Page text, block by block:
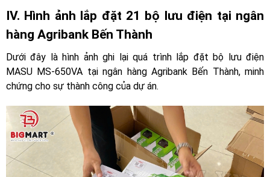
IV. Hình ảnh lắp đặt 21 bộ lưu điện tại ngân
hàng Agribank Bến Thành
Dưới đây là hình ảnh ghi lại quá trình lắp đặt bộ lưu điện
MASU MS-650VA tại ngân hàng Agribank Bến Thành, minh
chứng cho sự thành công của dự án.